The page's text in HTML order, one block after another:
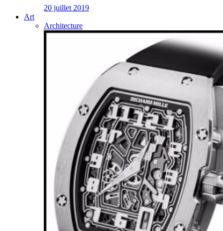
20 juillet 2019
Art
Architecture